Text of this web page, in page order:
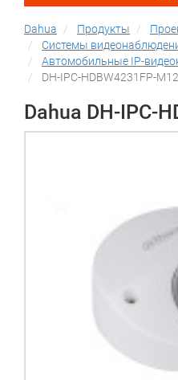
Dahua Продукты
Системы
Автомобильные IP-
DH-IPC-HDBW4231FP-M12
Dahua DH-IPC-